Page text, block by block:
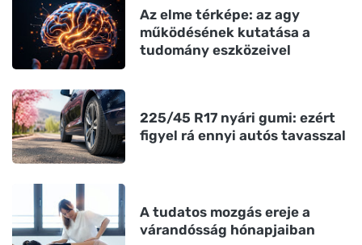
Az elme térképe: az agy
működésének kutatása a
tudomány eszközeivel
225/45 R17 nyári gumi: ezért
figyel rá ennyi autós tavasszal
A tudatos mozgás ereje a
várandósság hónapjaiban